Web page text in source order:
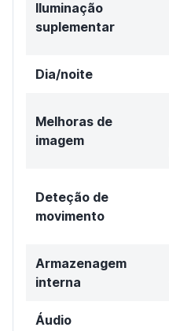
Iluminação
suplementar
Dia/noite
Melhoras de
imagem
Deteção de
movimento
Armazenagem
interna
Áudio